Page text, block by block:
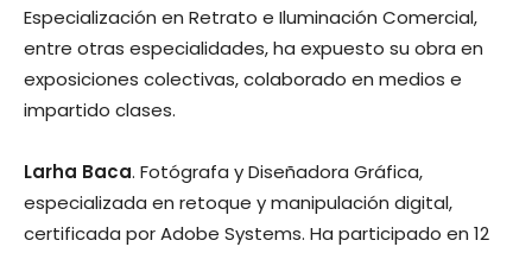
Especialización en Retrato e Iluminación Comercial,
entre otras especialidades, ha expuesto su obra en
exposiciones colectivas, colaborado en medios e
impartido clases.
Larha Baca. Fotógrafa y Diseñadora Gráfica,
especializada en retoque y manipulación digital,
certificada por Adobe Systems. Ha participado en 12